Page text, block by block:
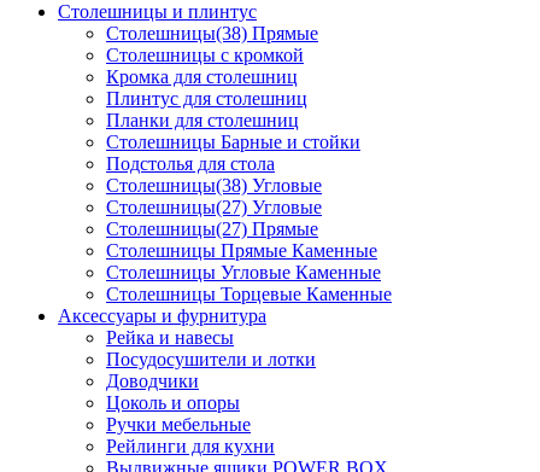
Столешницы и плинтус
Столешницы(38) Прямые
Столешницы с кромкой
Кромка для столешниц
Плинтус для столешниц
Планки для столешниц
Столешницы Барные и стойки
Подстолья для стола
Столешницы(38) Угловые
Столешницы(27) Угловые
Столешницы(27) Прямые
Столешницы Прямые Каменные
Столешницы Угловые Каменные
Столешницы Торцевые Каменные
Аксессуары и фурнитура
Рейка и навесы
Посудосушители и лотки
Доводчики
Цоколь и опоры
Ручки мебельные
Рейлинги для кухни